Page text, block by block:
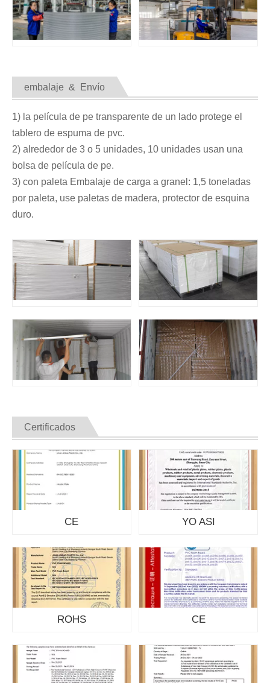
embalaje & Envío
1) la película de pe transparente de un lado protege el
tablero de espuma de pvc.
2) alrededor de 3 o 5 unidades, 10 unidades usan una
bolsa de película de pe.
3) con paleta Embalaje de carga a granel: 1,5 toneladas
por paleta, use paletas de madera, protector de esquina
duro.
Certificados
CE YO ASI
ROHS CE